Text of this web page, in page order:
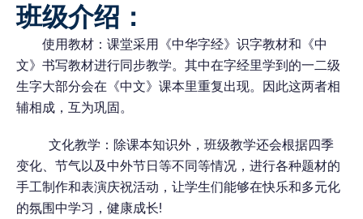
班级介绍：
使用教材：课堂采用《中华字经》识字教材和《中
文》书写教材进行同步教学。其中在字经里学到的一二级
生字大部分会在《中文》课本里重复出现。因此这两者相
辅相成，互为巩固。
文化教学：除课本知识外，班级教学还会根据四季
变化、节气以及中外节日等不同等情况，进行各种题材的
手工制作和表演庆祝活动，让学生们能够在快乐和多元化
的氛围中学习，健康成长!